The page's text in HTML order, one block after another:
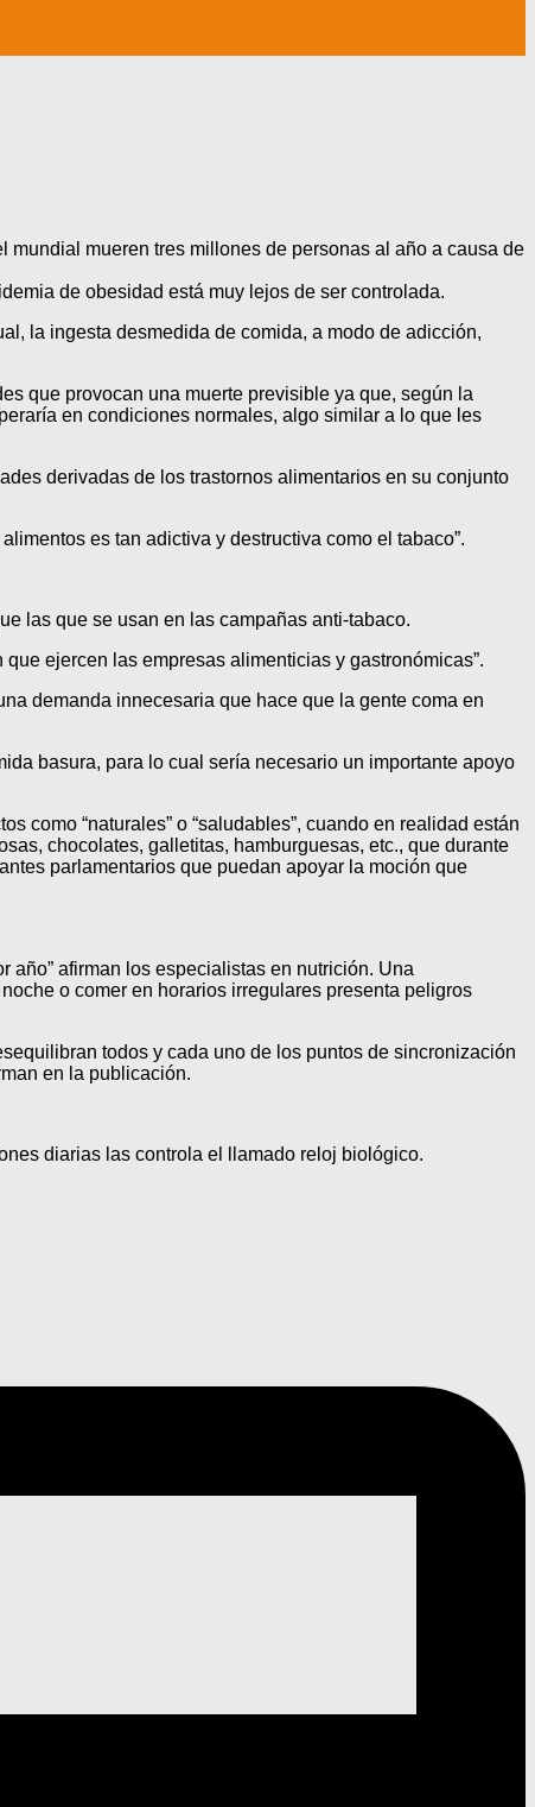
mueren tres millones de personas al año a causa de
de obesidad está muy lejos de ser controlada.
la ingesta desmedida de comida, a modo de adicción,
que provocan una muerte previsible ya que, según la
en condiciones normales, algo similar a lo que les
derivadas de los trastornos alimentarios en su conjunto
es tan adictiva y destructiva como el tabaco”.
las que se usan en las campañas anti-tabaco.
ejercen las empresas alimenticias y gastronómicas”.
demanda innecesaria que hace que la gente coma en
basura, para lo cual sería necesario un importante apoyo
como “naturales” o “saludables”, cuando en realidad están
chocolates, galletitas, hamburguesas, etc., que durante
parlamentarios que puedan apoyar la moción que
año” afirman los especialistas en nutrición. Una
o comer en horarios irregulares presenta peligros
todos y cada uno de los puntos de sincronización
en la publicación.
diarias las controla el llamado reloj biológico.